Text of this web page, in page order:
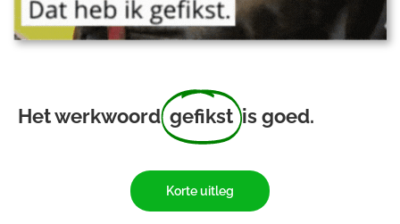
Het werkwoordgefikstis goed.
Korte uitleg